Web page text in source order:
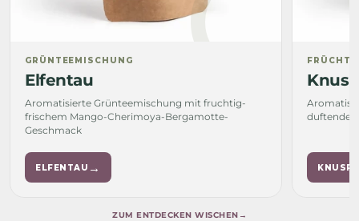
GRÜNTEEMISCHUNG
Elfentau
Aromatisierte Grünteemischung mit fruchtig-
frischem Mango-Cherimoya-Bergamotte-
Geschmack
ELFENTAU →
ZUM ENTDECKEN WISCHEN →